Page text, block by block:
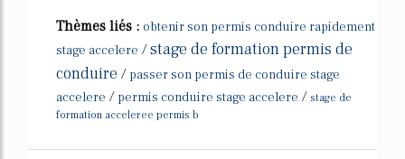
Thèmes liés : obtenir son permis conduire rapidement
stage accelere /stage de formation permis de
conduire / passer son permis de conduire stage
accelere / permis conduire stage accelere / stage de
formation acceleree permis b